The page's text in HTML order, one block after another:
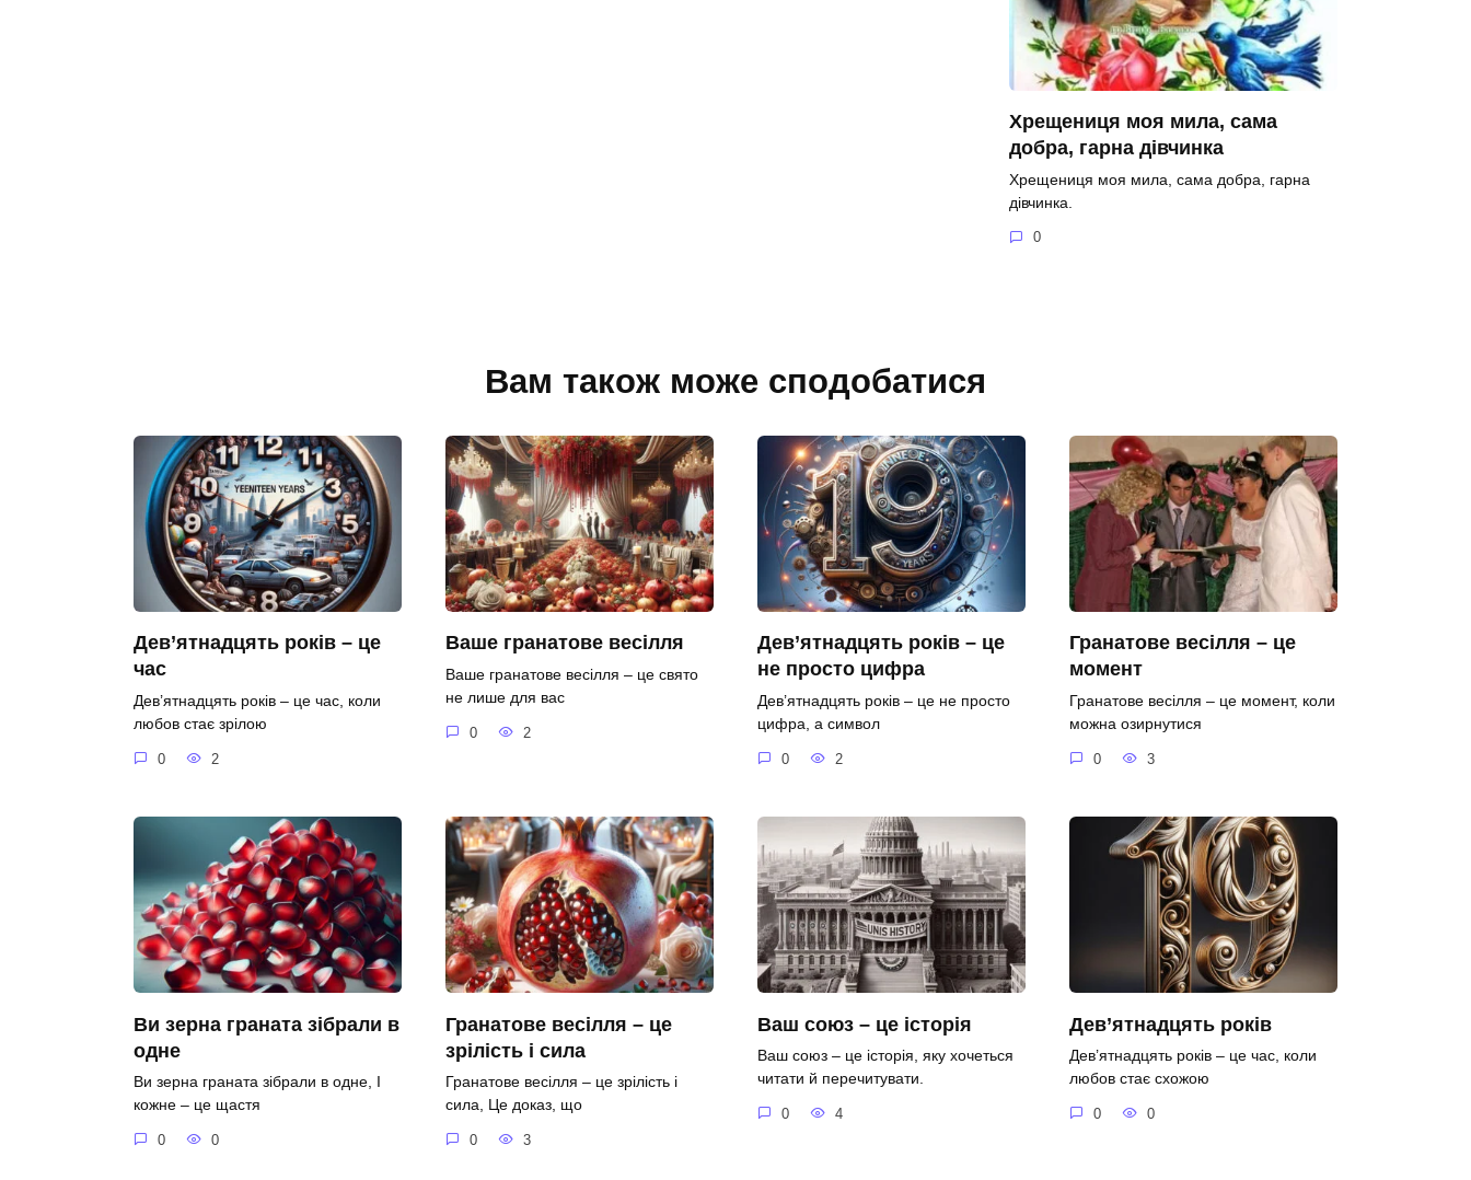
Хрещениця моя мила, сама
добра, гарна дівчинка
Хрещениця моя мила, сама добра, гарна
дівчинка.
0
Вам також може сподобатися
Дев’ятнадцять років – це
час
Дев’ятнадцять років – це час, коли
любов стає зрілою
0 2
Ваше гранатове весілля
Ваше гранатове весілля – це свято
не лише для вас
0 2
Дев’ятнадцять років – це
не просто цифра
Дев’ятнадцять років – це не просто
цифра, а символ
0 2
Гранатове весілля – це
момент
Гранатове весілля – це момент, коли
можна озирнутися
0 3
Ви зерна граната зібрали в
одне
Ви зерна граната зібрали в одне, І
кожне – це щастя
0 0
Гранатове весілля – це
зрілість і сила
Гранатове весілля – це зрілість і
сила, Це доказ, що
0 3
Ваш союз – це історія
Ваш союз – це історія, яку хочеться
читати й перечитувати.
0 4
Дев’ятнадцять років
Дев’ятнадцять років – це час, коли
любов стає схожою
0 0